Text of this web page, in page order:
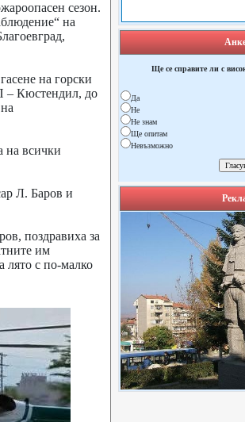
сезон.
на
на горски
– Кюстендил, до
на всички
Л. Баров и
поздравиха за
им
лято с по-малко
Ще се справите ли с
Да
Не
Не знам
Ще опитам
Невъзможно